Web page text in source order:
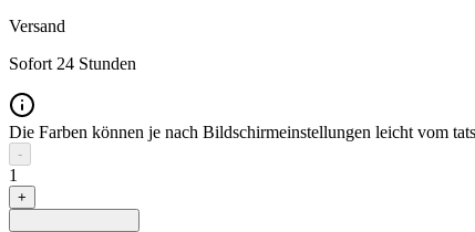
Versand
Sofort 24 Stunden
Die Farben können je nach Bildschirmeinstellungen leicht vom
-
1
+